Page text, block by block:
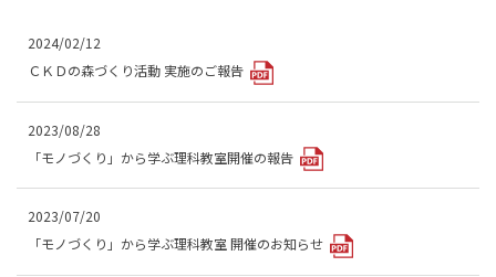
2024/02/12
ＣＫＤの森づくり活動 実施のご報告
2023/08/28
「モノづくり」から学ぶ理科教室開催の報告
2023/07/20
「モノづくり」から学ぶ理科教室 開催のお知らせ